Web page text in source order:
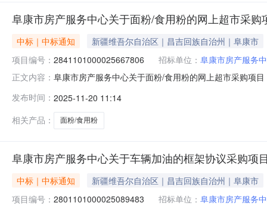
阜康市房产服务中心关于面粉/食用粉的网上超市采购
中标｜中标通知
新疆维吾尔自治区｜昌吉回族自治州｜阜康市
项目编号： 2841101000025667806 招标单位： 阜康市房产服务
正文内容： 阜康市房产服务中心关于面粉/食用粉的网上超市采购项
码:652302项目所在行政区划名称:新疆维吾尔自治区昌
发布时间： 2025-11-20 11:14
相关产品：
面粉/食用粉
阜康市房产服务中心关于车辆加油的框架协议采购项
中标｜中标通知
新疆维吾尔自治区｜昌吉回族自治州｜阜康市
项目编号： 2801101000025089483 招标单位： 阜康市房产服务